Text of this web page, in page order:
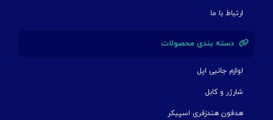
ارتباط با ما
دسته بندی محصولات
لوازم جانبی اپل
شارژر و کابل
هدفون هندزفری اسپیکر